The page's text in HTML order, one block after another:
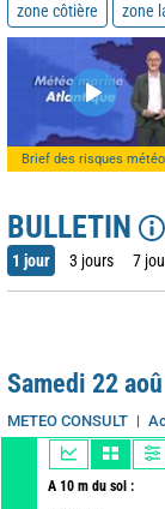
zone côtière zone
Brief des risques météo
BULLETIN
1 jour 3 jours 7
Samedi 22 aoû
METEO CONSULT
A 10 m du sol :